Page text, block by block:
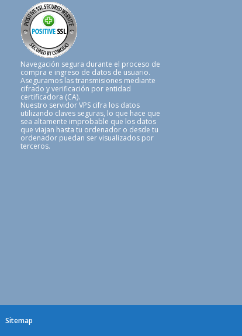
Navegación segura durante el proceso de
compra e ingreso de datos de usuario.
Aseguramos las transmisiones mediante
cifrado y verificación por entidad
certificadora (CA).
Nuestro servidor VPS cifra los datos
utilizando claves seguras, lo que hace que
sea altamente improbable que los datos
que viajan hasta tu ordenador o desde tu
ordenador puedan ser visualizados por
terceros.
Sitemap